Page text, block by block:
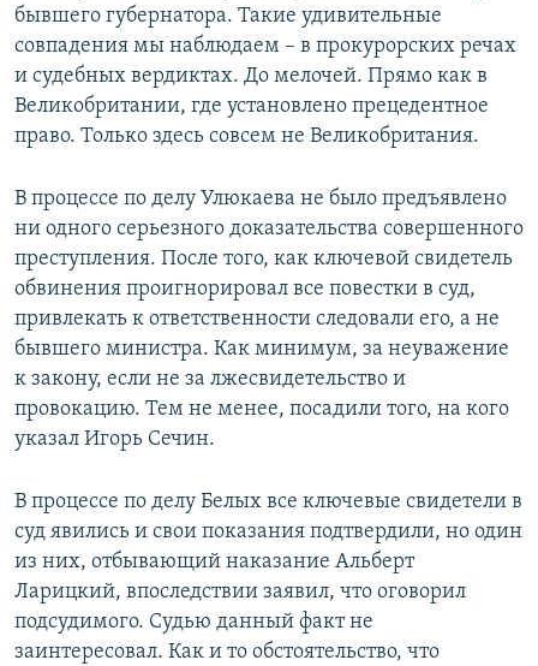
бывшего губернатора. Такие удивительные
совпадения мы наблюдаем – в прокурорских речах
и судебных вердиктах. До мелочей. Прямо как в
Великобритании, где установлено прецедентное
право. Только здесь совсем не Великобритания.
В процессе по делу Улюкаева не было предъявлено
ни одного серьезного доказательства совершенного
преступления. После того, как ключевой свидетель
обвинения проигнорировал все повестки в суд,
привлекать к ответственности следовали его, а не
бывшего министра. Как минимум, за неуважение
к закону, если не за лжесвидетельство и
провокацию. Тем не менее, посадили того, на кого
указал Игорь Сечин.
В процессе по делу Белых все ключевые свидетели в
суд явились и свои показания подтвердили, но один
из них, отбывающий наказание Альберт
Ларицкий, впоследствии заявил, что оговорил
подсудимого. Судью данный факт не
заинтересовал. Как и то обстоятельство, что